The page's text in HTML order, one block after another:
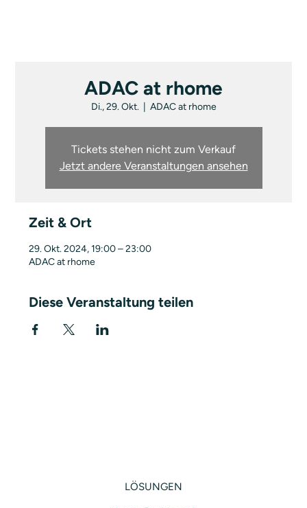
ADAC at rhome
Di., 29. Okt.
  |
ADAC at rhome
Tickets stehen nicht zum Verkauf
Jetzt andere Veranstaltungen ansehen
Zeit & Ort
29. Okt. 2024, 19:00 – 23:00
ADAC at rhome
Diese Veranstaltung teilen
LÖSUNGEN